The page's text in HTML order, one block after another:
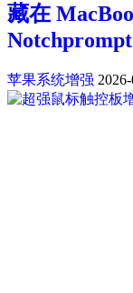
藏在
苹果系统增强